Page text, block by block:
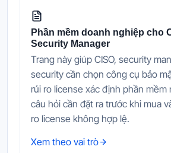
Phần mềm doanh nghiệp cho
Security Manager
Trang này giúp CISO, security
security cần chọn công cụ bảo
rủi ro license xác định phần mềm
câu hỏi cần đặt ra trước khi mua
ro license không hợp lệ.
Xem theo vai trò